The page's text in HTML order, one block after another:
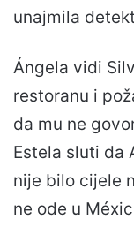
unajmila
Ángela vidi
restoranu i
da mu ne
Estela sluti da
nije bilo cijele
ne ode u